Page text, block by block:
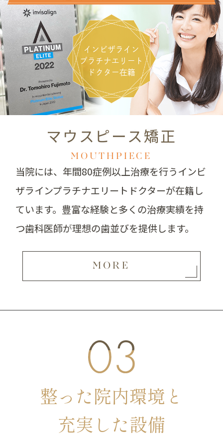
インビザライン
プラチナエリート
ドクター在籍
マウスピース矯正
MOUTHPIECE
当院には、年間80症例以上治療を行うインビ
ザラインプラチナエリートドクターが在籍し
ています。 豊富な経験と多くの治療実績を持
つ歯科医師が理想の歯並びを提供します。
MORE
整った院内環境と
充実した設備